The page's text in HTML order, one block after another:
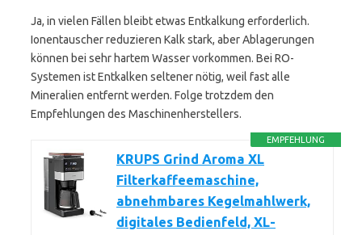
Ja, in vielen Fällen bleibt etwas Entkalkung erforderlich.
Ionentauscher reduzieren Kalk stark, aber Ablagerungen
können bei sehr hartem Wasser vorkommen. Bei RO-
Systemen ist Entkalken seltener nötig, weil fast alle
Mineralien entfernt werden. Folge trotzdem den
Empfehlungen des Maschinenherstellers.
EMPFEHLUNG
KRUPS Grind Aroma XL
Filterkaffeemaschine,
abnehmbares Kegelmahlwerk,
digitales Bedienfeld, XL-